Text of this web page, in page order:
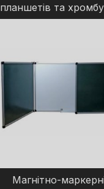
планшетів та
Магнітно-маркерні